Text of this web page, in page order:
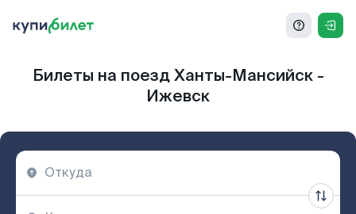
Билеты на поезд Ханты-Мансийск -
Ижевск